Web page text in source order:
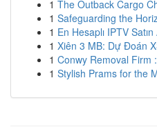
1 The Outback Cargo
1 Safeguarding the
1 En Hesaplı IPTV
1 Xiên 3 MB: Dự Đoán
1 Conwy Removal Firm
1 Stylish Prams for the